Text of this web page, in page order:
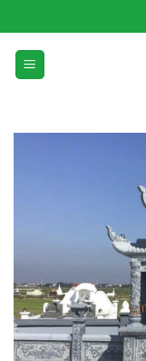
qua
nội
dung